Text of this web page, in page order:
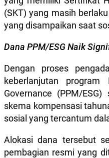
(SKT) yang masih
yang disampaikan saat
Dana PPM/ESG Naik
Dengan proses
keberlanjutan program
Governance (PPM/
skema kompensasi
sosial yang tercantum
Alokasi dana tersebut
pembagian resmi yang